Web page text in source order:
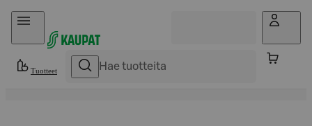
Hyppää sisältöön
Tuotteet